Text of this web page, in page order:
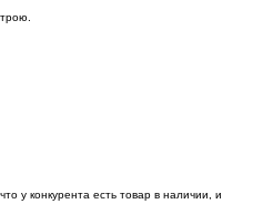
у конкурента есть товар в наличии, и